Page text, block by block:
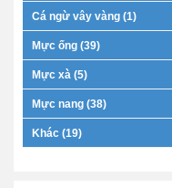
Cá ngừ vây vàng (1)
Mực ống (39)
Mực xà (5)
Mực nang (38)
Khác (19)